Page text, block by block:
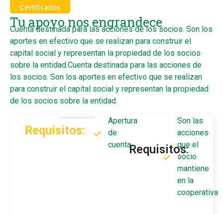
Certificados
Tu apoyo nos engrandece
Cuenta destinada para las acciones de los socios. Son los
aportes en efectivo que se realizan para construir el
capital social y representan la propiedad de los socios
sobre la entidad.Cuenta destinada para las acciones de
los socios. Son los aportes en efectivo que se realizan
para construir el capital social y representan la propiedad
de los socios sobre la entidad.
Requisitos:
Apertura
de
cuentaRequisitos:
Son las
acciones
que el
socio
mantiene
en la
cooperativa